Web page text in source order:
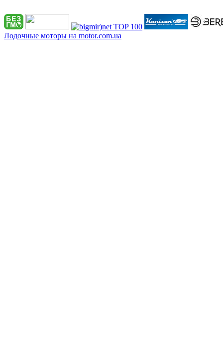
Лодочные моторы на motor.com.ua